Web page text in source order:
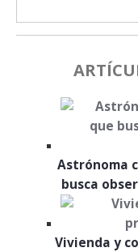
Astrónoma
busca
Vivienda y